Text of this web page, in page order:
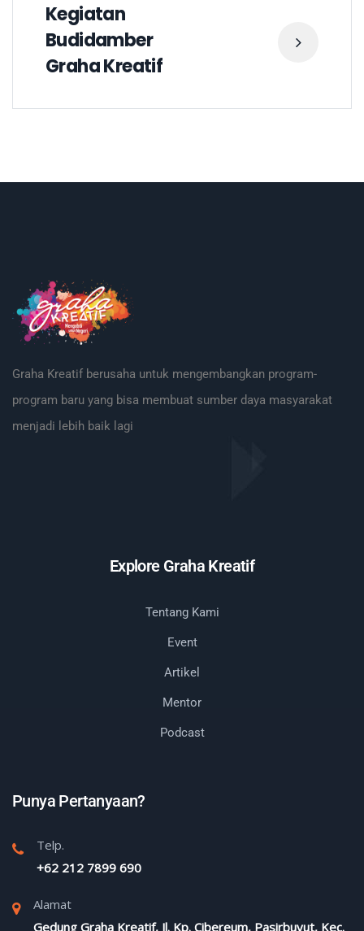
Kegiatan
Budidamber
Graha Kreatif
Graha Kreatif berusaha untuk mengembangkan program-
program baru yang bisa membuat sumber daya masyarakat
menjadi lebih baik lagi
Explore Graha Kreatif
Tentang Kami
Event
Artikel
Mentor
Podcast
Punya Pertanyaan?
Telp.
+62 212 7899 690
Alamat
Gedung Graha Kreatif, Jl. Kp. Cibereum, Pasirbuyut, Kec.